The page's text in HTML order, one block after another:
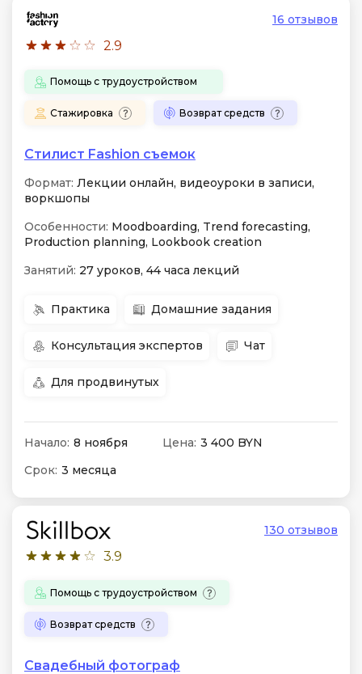
2.9
16 отзывов
Помощь с трудоустройством
Стажировка Возврат средств
Стилист Fashion съемок
Формат: Лекции онлайн, видеоуроки в записи,
воркшопы
Особенности: Moodboarding, Trend forecasting,
Production planning, Lookbook creation
Занятий: 27 уроков, 44 часа лекций
Практика Домашние задания
Консультация экспертов Чат
Для продвинутых
Начало: 8 ноября Цена: 3 400 BYN
Срок: 3 месяца
3.9
130 отзывов
Помощь с трудоустройством
Возврат средств
Свадебный фотограф